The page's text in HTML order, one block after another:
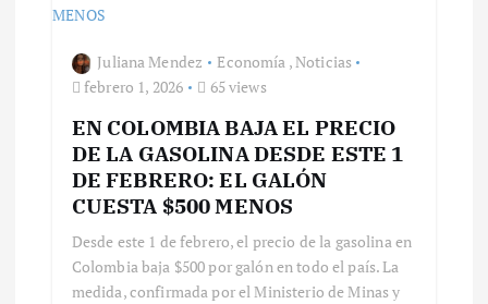
a
Juliana Mendez Economía ,Noticias
febrero 1, 2026
65 views
EN COLOMBIA BAJA EL PRECIO
DE LA GASOLINA DESDE ESTE 1
DE FEBRERO: EL GALÓN
CUESTA $500 MENOS
Desde este 1 de febrero, el precio de la gasolina en
Colombia baja $500 por galón en todo el país. La
medida, confirmada por el Ministerio de Minas y